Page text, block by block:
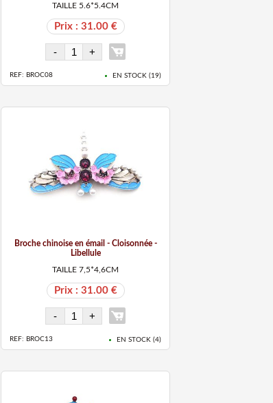
TAILLE 5.6*5.4CM
Prix : 31.00 €
REF: BROC08 EN STOCK ( 19)
Broche chinoise en émail - Cloisonnée -
Libellule
TAILLE 7,5*4,6CM
Prix : 31.00 €
REF: BROC13 EN STOCK (4)